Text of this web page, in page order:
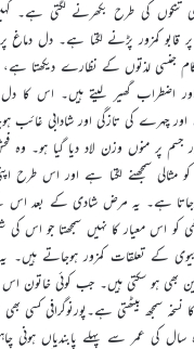
تنکوں کی طرح بکھرنے لگتی ہے۔
قابو کمزور پڑنے لگتا ہے۔ دل دماغ
جنسی لذتوں کے نظارے دیکھتا ہے،
اضطراب گھیر لیتے ہیں۔ اس
چہرے کی تازگی اور شادابی غائب
جسم پر منوں وزن لاد دیا گیا ہو۔
مثالی سمجھنے لگتا ہے اور اس طرح
ہے۔ یہ مرض شادی کے بعد اس
کو اس معیار کا نہیں سمجھتا جو اس کی
کے تعلقات کمزور ہوجاتے
بھی ہو سکتی ہیں۔ جب کوئی خاتون
نسخہ سمجھ بیٹھتی ہے۔پورنوگرافی کسی
کی عمر سے پہلے پابندیاں ہونی